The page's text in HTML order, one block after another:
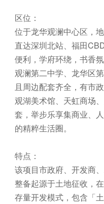
区位：
位于龙华观澜中心区，
直达深圳北站、福田
便利，学府环绕，书香
观澜第二中学、龙华区
且周边配套齐全，有市
观湖美术馆、天虹商场
套，举步乐享集商业、
的精粹生活圈。
特点：
该项目市政府、开发商
整备起源于土地征收，
存量开发模式，包含「